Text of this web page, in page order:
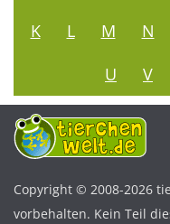
K
L M N
U
V
Copyright © 2008-2026
vorbehalten. Kein Teil